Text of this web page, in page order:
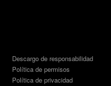
Descargo de responsabilidad
Política de permisos
Política de privacidad